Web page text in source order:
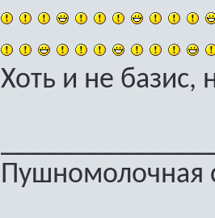
Хоть и не базис,
Пушномолочная